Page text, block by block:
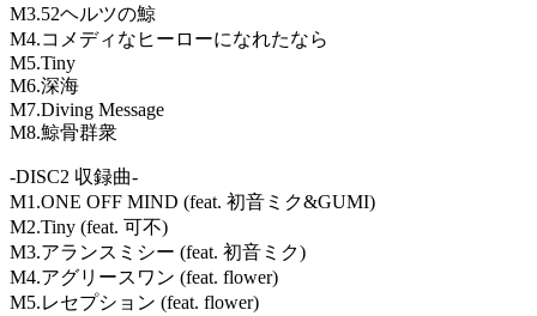
M3.52ヘルツの鯨
M4.コメディなヒーローになれたなら
M5.Tiny
M6.深海
M7.Diving Message
M8.鯨骨群衆
-DISC2 収録曲-
M1.ONE OFF MIND (feat. 初音ミク&GUMI)
M2.Tiny (feat. 可不)
M3.アランスミシー (feat. 初音ミク)
M4.アグリースワン (feat. flower)
M5.レセプション (feat. flower)